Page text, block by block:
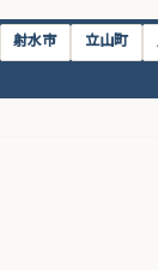
射水市 立山町